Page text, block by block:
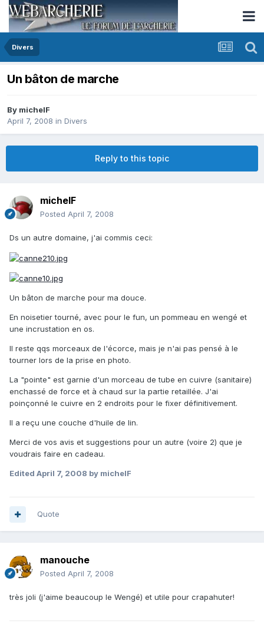
Divers
Un bâton de marche
By michelF
April 7, 2008 in Divers
Reply to this topic
michelF
Posted April 7, 2008
Ds un autre domaine, j'ai commis ceci:
Un bâton de marche pour ma douce.
En noisetier tourné, avec pour le fun, un pommeau en wengé et
une incrustation en os.
Il reste qqs morceaux de l'écorce, mais je n'ai pas pensé à le
tourner lors de la prise en photo.
La "pointe" est garnie d'un morceau de tube en cuivre (sanitaire)
enchassé de force et à chaud sur la partie retaillée. J'ai
poinçonné le cuivre en 2 endroits pour le fixer définitivement.
Il a reçu une couche d'huile de lin.
Merci de vos avis et suggestions pour un autre (voire 2) que je
voudrais faire en cadeau.
Edited April 7, 2008 by michelF
Quote
manouche
Posted April 7, 2008
très joli (j'aime beaucoup le Wengé) et utile pour crapahuter!